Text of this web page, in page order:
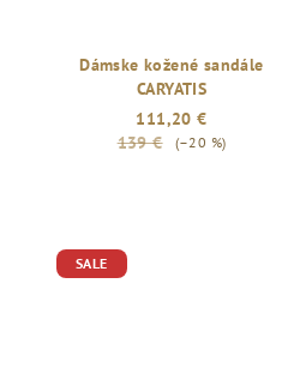
Dámske kožené sandále
CARYATIS
111,20 €
139 €
(–20 %)
SALE